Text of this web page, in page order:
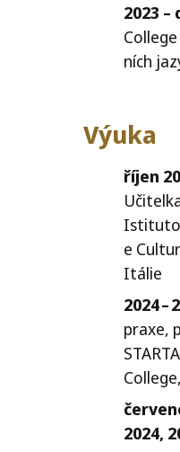
2023 –
ních
Výuka
říjen
Istituto
e
Itálie
2024 –
pra­xe,
College,
2024,